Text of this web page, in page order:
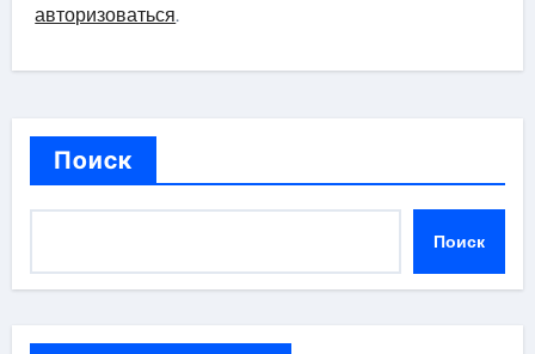
авторизоваться.
Поиск
Поиск